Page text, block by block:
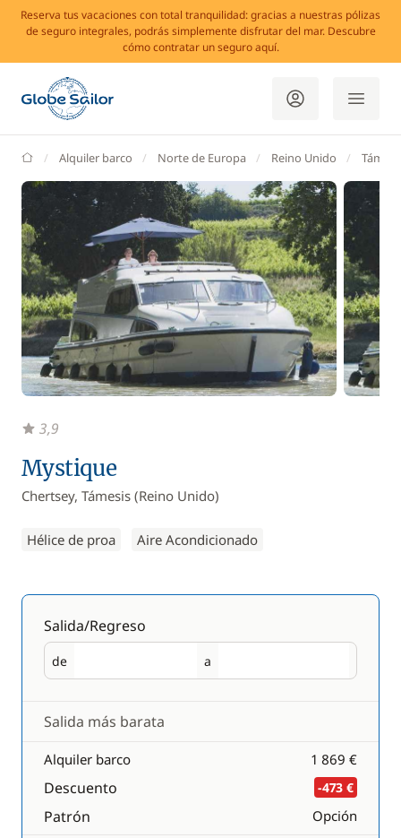
Reserva tus vacaciones con total tranquilidad: gracias a nuestras pólizas
de seguro integrales, podrás simplemente disfrutar del mar. Descubre
cómo contratar un seguro aquí.
GlobeSailor
Alquiler barco Norte de Europa Reino Unido
Mystique
Chertsey, Támesis (Reino Unido)
Hélice de proa Aire Acondicionado
3,9
Salida/Regreso
de
Salida a
Regreso
Salida más barata
Alquiler barco 1 869 €
Descuento -473 €
Patrón Opción